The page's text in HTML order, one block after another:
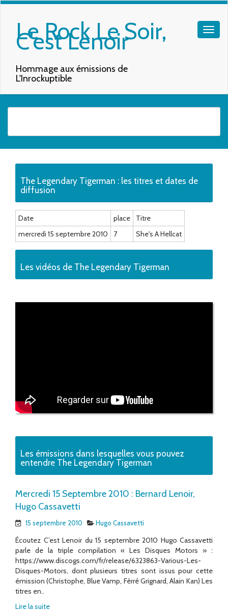
Le Rock Le Soir,
C'est Lenoir
Hommage aux émissions de
L'Inrockuptible
The Legendary Tigerman : les titres et dates de
diffusion
Date place
Titre
mercredi 15 septembre 2010
7 She's A Hellcat
Les vidéos de The Legendary Tigerman
Les émissions dans lesquelles vous pouvez
entendre The Legendary Tigerman
Mercredi 15 Septembre 2010 : Bernard Lenoir,
Hugo Cassavetti
15 septembre 2010 Hugo Cassavetti
Écoutez C’est Lenoir du 15 septembre 2010 Hugo Cassavetti
parle de la triple compilation « Les Disques Motors » :
https://www.discogs.com/fr/release/6323863-Various-Les-
Disques-Motors, dont plusieurs titres sont issus pour cette
émission (Christophe, Blue Vamp, Férré Grignard, Alain Kan) Les
titres en..
Lire la suite